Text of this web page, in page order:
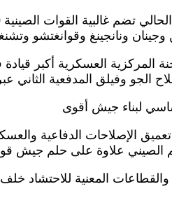
وجينان ونانجينغ وقوانغتشو
المركزية العسكرية أكبر
الجو وفيلق المدفعية الثاني
لبناء جيش أقوى
الإصلاحات الدفاعية
الصيني علاوة على حلم جيش
المعنية للاحتشاد